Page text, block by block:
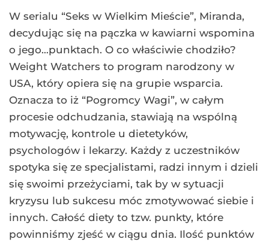
W serialu “Seks w Wielkim Mieście”, Miranda,
decydując się na pączka w kawiarni wspomina
o jego…punktach. O co właściwie chodziło?
Weight Watchers to program narodzony w
USA, który opiera się na grupie wsparcia.
Oznacza to iż “Pogromcy Wagi”, w całym
procesie odchudzania, stawiają na wspólną
motywację, kontrole u dietetyków,
psychologów i lekarzy. Każdy z uczestników
spotyka się ze specjalistami, radzi innym i dzieli
się swoimi przeżyciami, tak by w sytuacji
kryzysu lub sukcesu móc zmotywować siebie i
innych. Całość diety to tzw. punkty, które
powinniśmy zjeść w ciągu dnia. Ilość punktów